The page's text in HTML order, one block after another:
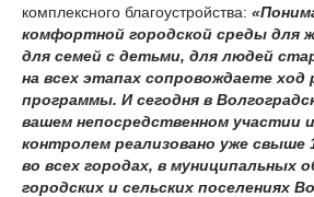
комплексного благоустройства:
комфортной городской среды для
для семей с детьми, для людей
на всех этапах сопровождаете ход
программы. И сегодня в
вашем непосредственном участии
контролем реализовано уже свыше
во всех городах, в муниципальных
городских и сельских поселениях